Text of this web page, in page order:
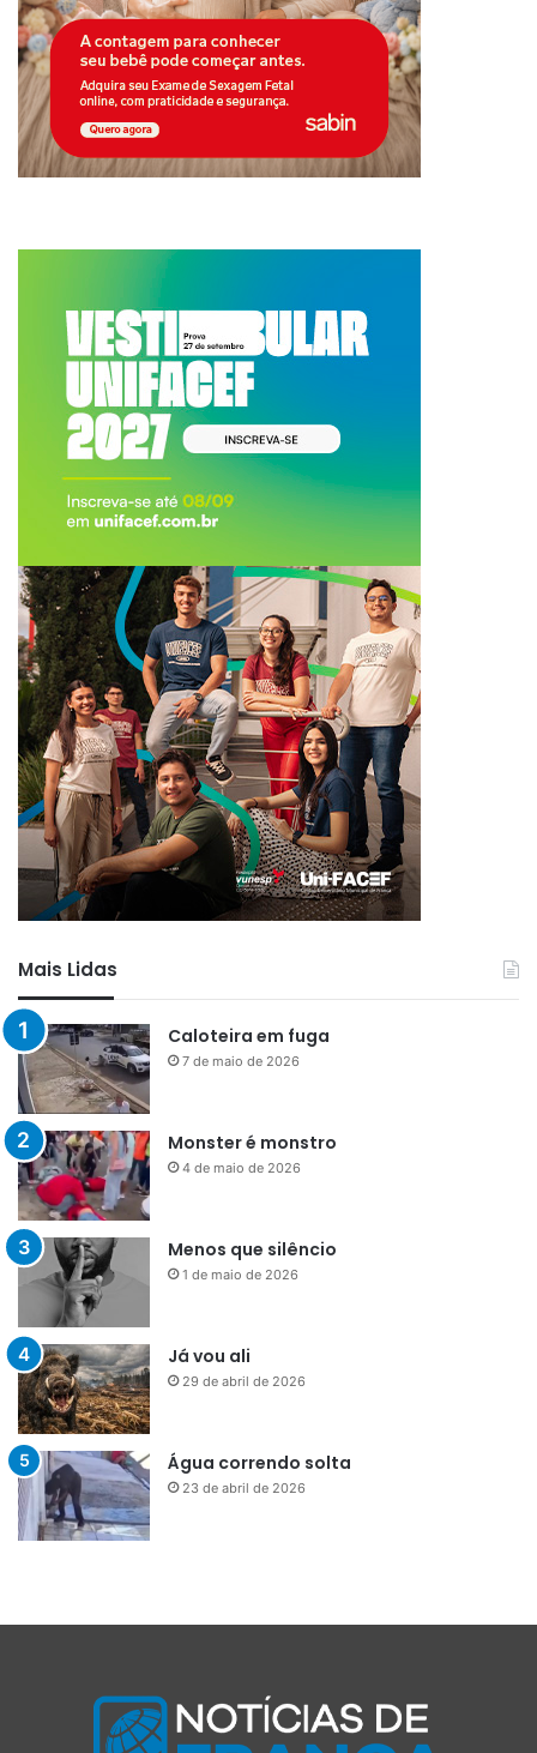
Mais Lidas
Caloteira em fuga
7 de maio de 2026
Monster é monstro
4 de maio de 2026
Menos que silêncio
1 de maio de 2026
Já vou ali
29 de abril de 2026
Água correndo solta
23 de abril de 2026